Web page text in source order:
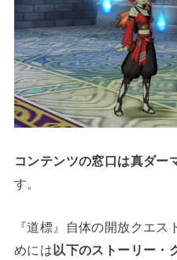
コンテンツの窓口は真ダー
す。
『道標』自体の開放クエ
めには以下のストーリー・